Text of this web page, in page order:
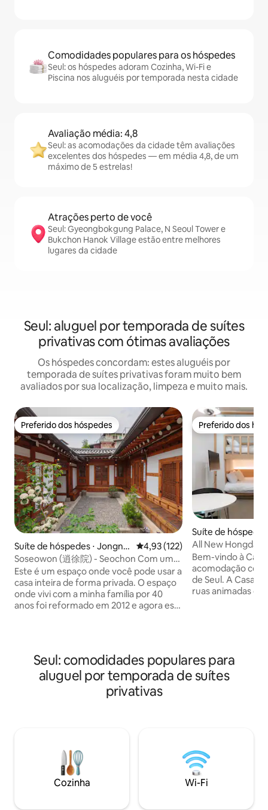
Comodidades populares para os hóspedes
Seul: os hóspedes adoram Cozinha, Wi-Fi e
Piscina nos aluguéis por temporada nesta cidade
Avaliação média: 4,8
Seul: as acomodações da cidade têm avaliações
excelentes dos hóspedes — em média 4,8, de um
máximo de 5 estrelas!
Atrações perto de você
Seul: Gyeongbokgung Palace, N Seoul Tower e
Bukchon Hanok Village estão entre melhores
lugares da cidade
Seul: aluguel por temporada de suítes
privativas com ótimas avaliações
Os hóspedes concordam: estes aluguéis por
temporada de suítes privativas foram muito bem
avaliados por sua localização, limpeza e muito mais.
Preferido dos hóspedes
Preferido dos hóspedes
Suíte de hóspedes ⋅ Jongno
-gu
4,93 de uma avaliação média de
4,93 (122)
Soseowon (逍徐院) - Seochon Com um
amplo quintal Hanok privado
Este é um espaço onde você pode usar a
casa inteira de forma privada. O espaço
onde vivi com a minha família por 40
anos foi reformado em 2012 e agora está
tranquilo e lento com o céu quadrado.
Há 3 quartos, 1 banheiro e uma cozinha
espaçosa. Há 2 camas queen size em 2
quartos conectados à sala de estar e o
separado, e garantimos um descanso
confortável com cobertores de algodão
grossos feitos na oficina, por isso, entre
em contato conosco. (Máximo de 6
Preferido dos
Preferido dos
Suíte de
ng
All New Hongdae
da Estação
Aeroporto
| Cama queen-
descanso
Bem-vindo à Casa
acomodação
de Seul. A Casa
ruas animadas
Aeroporto de
→ Estação da
Estação de
conveniência a
principais
podem ser
minutos. Wi-Fi gratuito e Smart TV
secador de
Seul: comodidades populares para
aluguel por temporada de suítes
privativas
Cozinha Wi-Fi